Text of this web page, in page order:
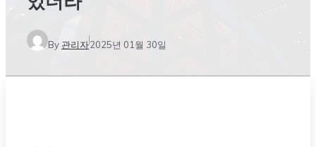
By 관리자2025년 01월 30일